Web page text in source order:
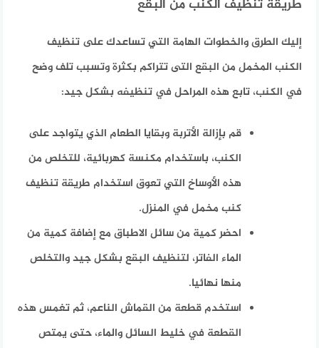
طريقة تنظيف الكنب من البقع
إليك الطرق والخطوات الهامة التي تساعدك على تنظيف
الكنب المخمل من البقع التى تتراكم بكثرة وتسبب تلف وضح
في الكنب، تابع هذه المراحل في تنظيفه بشكل جيد:
قم بإزالة الأتربة وبقايا الطعام الذي يتواجد على
الكنب، باستخدام مكنسة كهربائية، للتخلص من
هذه الأوساخ التي تعوق استخدام طريقة تنظيف
كنب مخمل في المنزل.
احضر كمية من سائل الاطباق مع إضافة كمية من
الماء الفاتر، لتنظيف البقع بشكل جيد والتخلص
منها نهائيا.
استخدم قطعة من القماش الناعم، ثم تغمس هذه
القطعة في خليط السائل والماء، حتى يمتص